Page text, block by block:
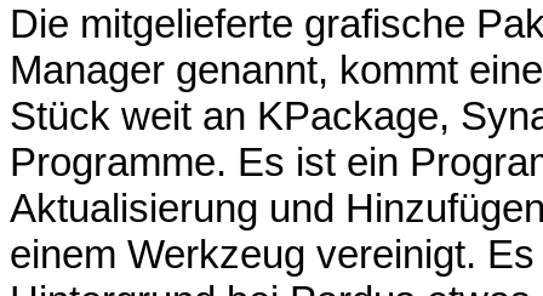
Die mitgelieferte grafische
Manager genannt, kommt
Stück weit an KPackage,
Programme. Es ist ein
Aktualisierung und
einem Werkzeug vereinigt.